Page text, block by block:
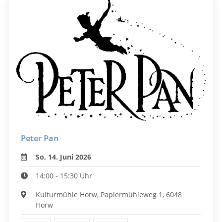
Peter Pan
So, 14. Juni 2026
14:00 - 15:30 Uhr
Kulturmühle Horw, Papiermühleweg 1, 6048
Horw